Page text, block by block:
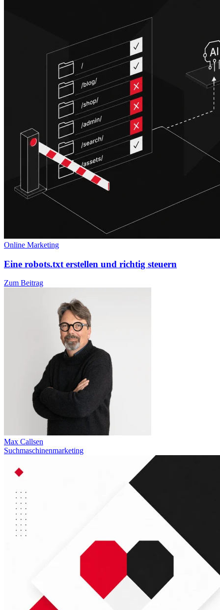
Online Marketing
Eine robots.txt erstellen und richtig steuern
Zum Beitrag
Max Callsen
Suchmaschinenmarketing